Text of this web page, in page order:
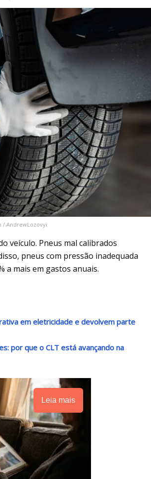
/ AndrewLozovyi
veículo. Pneus mal calibrados
pneus com pressão inadequada
a mais em gastos anuais.
em eletricidade e devolvem parte
por que o CLT está avançando na
Leia mais